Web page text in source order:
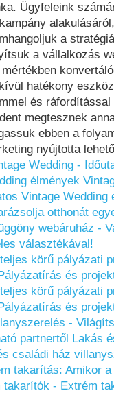
Ügyfeleink
a
a vállalkozás
hatékony
és
megtesznek
ebben a
nyújtotta
Wedding -
élmények
Vintage Wedding
otthonát
webáruház -
választékával!
körű pályázati
és
körű pályázati
és
-
partnertől Lakás
családi ház
takarítás: Amikor
takarítók - Extrém